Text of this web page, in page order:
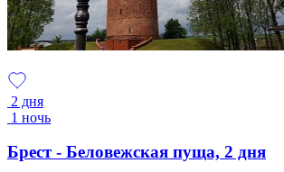
2 дня
1 ночь
Брест - Беловежская пуща, 2 дня